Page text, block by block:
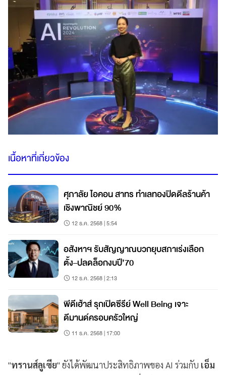
เนื้อหาที่เกี่ยวข้อง
ศุภาลัย ไอคอน สาทร ทำเลทองปิดดีลร้านค้า
เชิงพาณิชย์ 90%
12 ธ.ค. 2568 | 5:54
อสังหาฯ รับสัญญาณบวกยุบสภาเร่งเลือก
ตั้ง–ปลดล็อกงบปี’70
12 ธ.ค. 2568 | 2:13
พีดีเฮ้าส์ รุกเปิดซีรีย์ Well Being เจาะ
ดีมานด์ครอบครัวใหญ่
11 ธ.ค. 2568 | 17:00
"ทรานส์ลูเซีย" ยังได้พัฒนาประสิทธิภาพของ AI ร่วมกับ เอ็ม